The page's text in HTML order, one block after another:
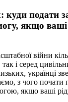
подати
якщо ваші
війни
і серед
українці
з чого почати
якщо ваші